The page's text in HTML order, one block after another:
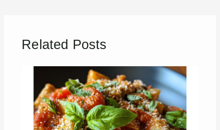
Related Posts